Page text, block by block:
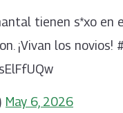
tienen s*xo en
¡Vivan los novios!
May 6, 2026